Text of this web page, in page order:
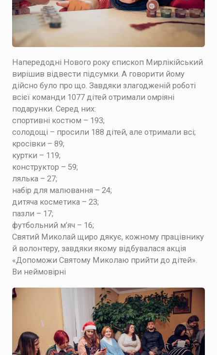
Напередодні Нового року єпископ Мирлікійський
вирішив відвести підсумки. А говорити йому
дійсно було про що. Завдяки злагодженій роботі
всієї команди 1077 дітей отримали омріяні
подарунки. Серед них:
спортивні костюм – 193;
солодощі – просили 188 дітей, але отримали всі;
кросівки – 89;
куртки – 119;
конструктор – 59;
лялька – 27;
набір для малювання – 24;
дитяча косметика – 23;
пазли – 17;
футбольний м’яч – 16;
Святий Миколай щиро дякує, кожному працівнику
й волонтеру, завдяки якому відбувалася акція
«Допоможи Святому Миколаю прийти до дітей».
Ви неймовірні